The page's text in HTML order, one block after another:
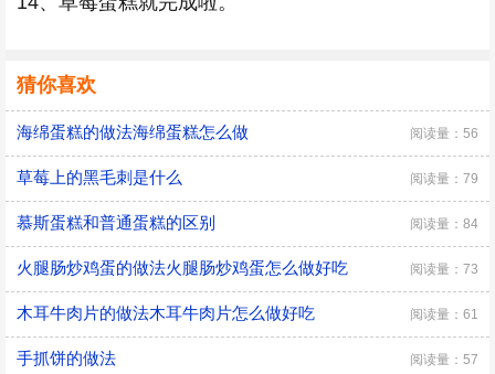
猜你喜欢
海绵蛋糕的做法海绵蛋糕怎么做 阅读量：56
草莓上的黑毛刺是什么 阅读量：79
慕斯蛋糕和普通蛋糕的区别 阅读量：84
火腿肠炒鸡蛋的做法火腿肠炒鸡蛋怎么做好吃 阅读量：73
木耳牛肉片的做法木耳牛肉片怎么做好吃 阅读量：61
手抓饼的做法 阅读量：57